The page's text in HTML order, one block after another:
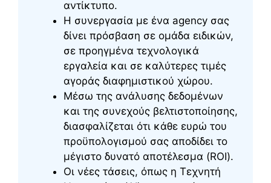
αντίκτυπο.
Η συνεργασία με ένα agency σας
δίνει πρόσβαση σε ομάδα ειδικών,
σε προηγμένα τεχνολογικά
εργαλεία και σε καλύτερες τιμές
αγοράς διαφημιστικού χώρου.
Μέσω της ανάλυσης δεδομένων
και της συνεχούς βελτιστοποίησης,
διασφαλίζεται ότι κάθε ευρώ του
προϋπολογισμού σας αποδίδει το
μέγιστο δυνατό αποτέλεσμα (ROI).
Οι νέες τάσεις, όπως η Τεχνητή